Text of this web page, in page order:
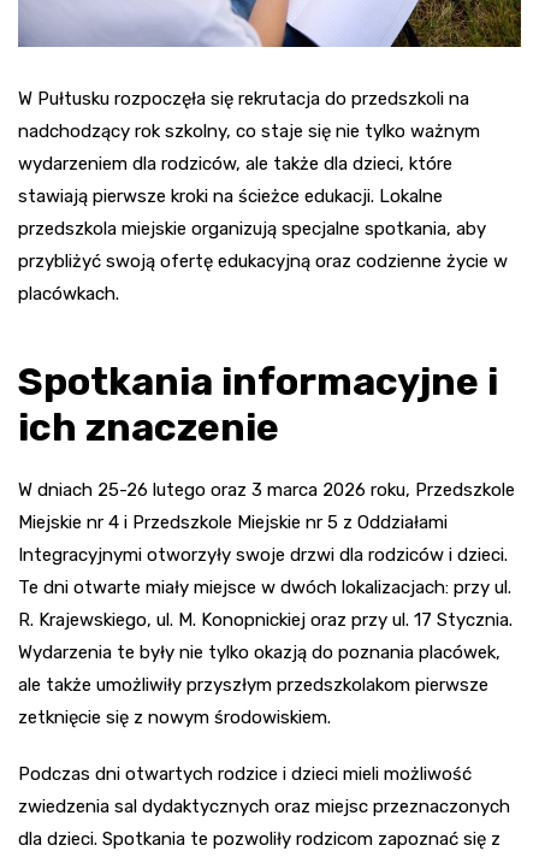
W Pułtusku rozpoczęła się rekrutacja do przedszkoli na
nadchodzący rok szkolny, co staje się nie tylko ważnym
wydarzeniem dla rodziców, ale także dla dzieci, które
stawiają pierwsze kroki na ścieżce edukacji. Lokalne
przedszkola miejskie organizują specjalne spotkania, aby
przybliżyć swoją ofertę edukacyjną oraz codzienne życie w
placówkach.
Spotkania informacyjne i
ich znaczenie
W dniach 25-26 lutego oraz 3 marca 2026 roku, Przedszkole
Miejskie nr 4 i Przedszkole Miejskie nr 5 z Oddziałami
Integracyjnymi otworzyły swoje drzwi dla rodziców i dzieci.
Te dni otwarte miały miejsce w dwóch lokalizacjach: przy ul.
R. Krajewskiego, ul. M. Konopnickiej oraz przy ul. 17 Stycznia.
Wydarzenia te były nie tylko okazją do poznania placówek,
ale także umożliwiły przyszłym przedszkolakom pierwsze
zetknięcie się z nowym środowiskiem.
Podczas dni otwartych rodzice i dzieci mieli możliwość
zwiedzenia sal dydaktycznych oraz miejsc przeznaczonych
dla dzieci. Spotkania te pozwoliły rodzicom zapoznać się z